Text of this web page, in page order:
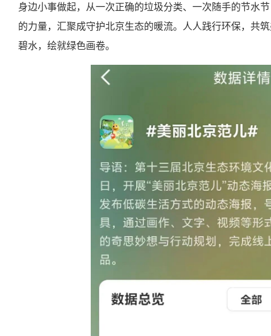
身边小事做起，从一次正确的垃圾分类、一次随手的节水
的力量，汇聚成守护北京生态的暖流。人人践行环保，共
碧水，绘就绿色画卷。